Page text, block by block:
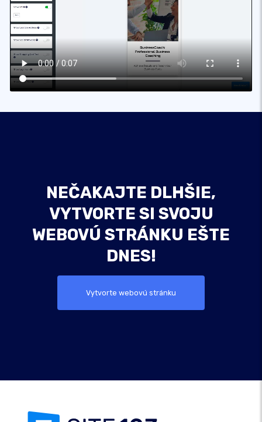
NEČAKAJTE DLHŠIE,
VYTVORTE SI SVOJU
WEBOVÚ STRÁNKU EŠTE
DNES!
Vytvorte webovú stránku